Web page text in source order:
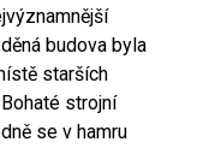
budova byla
starších
strojní
se v hamru